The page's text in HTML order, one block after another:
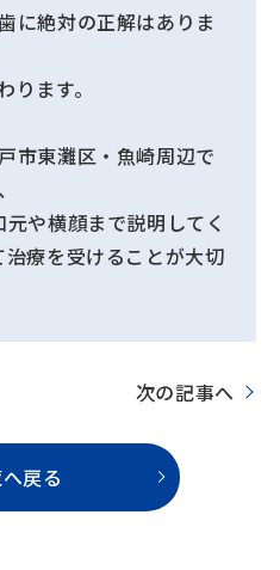
に絶対の正解はありま
ます。
市東灘区・魚崎周辺で
や横顔まで説明してく
療を受けることが大切
次の記事へ
戻る